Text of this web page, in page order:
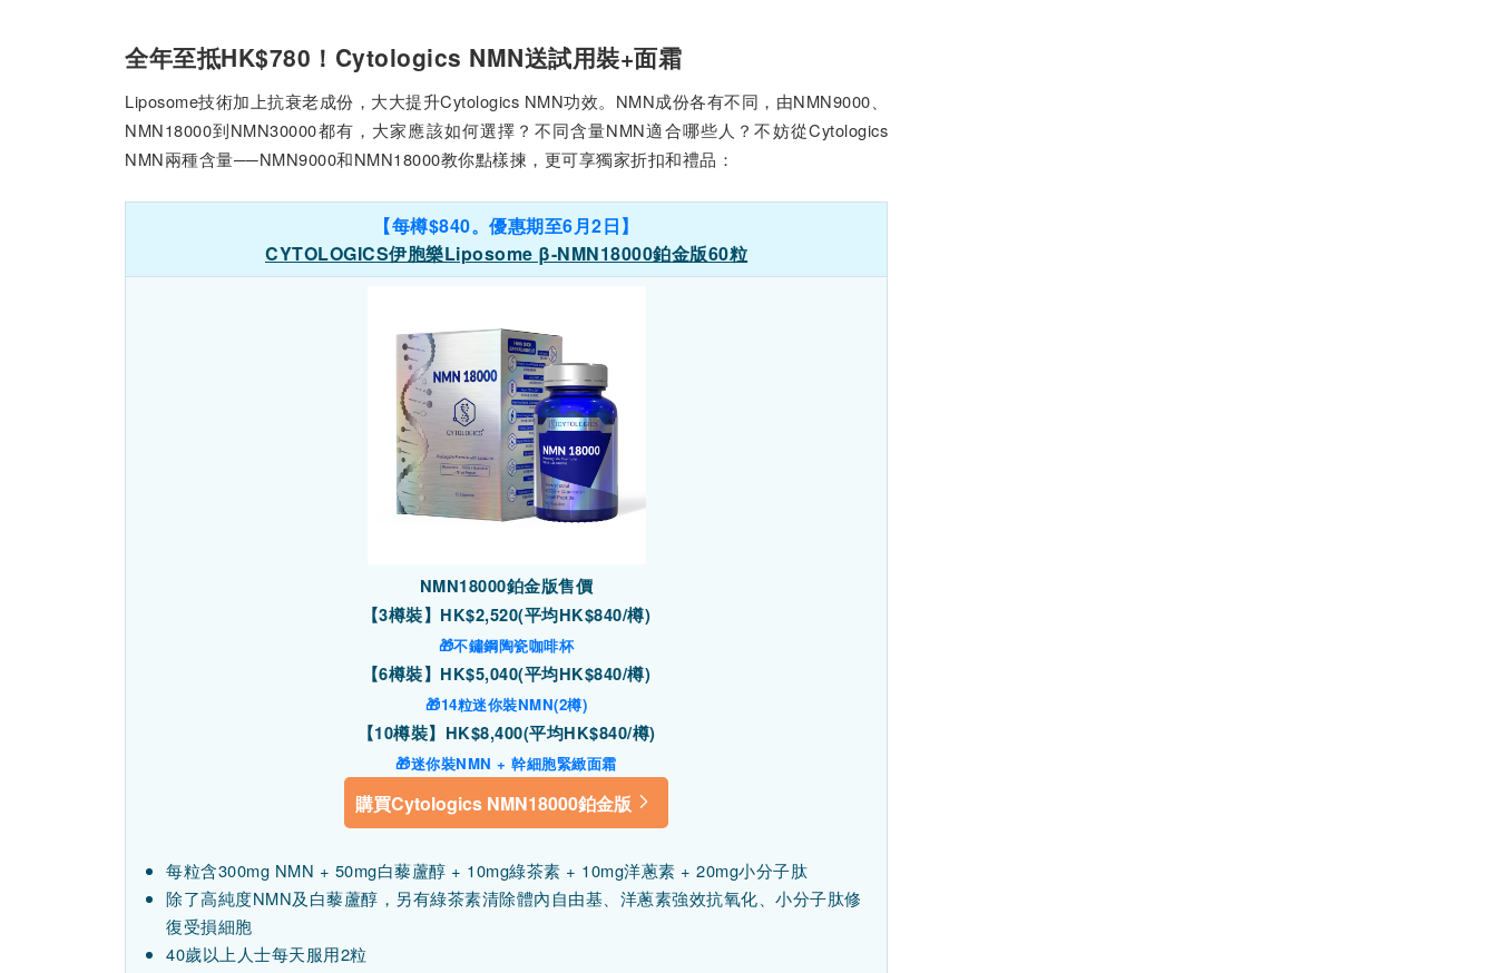
全年至抵HK$780！Cytologics NMN送試用裝+面霜
Liposome技術加上抗衰老成份，大大提升Cytologics NMN功效。NMN成份各有不同，由NMN9000、
NMN18000到NMN30000都有，大家應該如何選擇？不同含量NMN適合哪些人？不妨從Cytologics
NMN兩種含量──NMN9000和NMN18000教你點樣揀，更可享獨家折扣和禮品：
【每樽$840。優惠期至6月2日】
CYTOLOGICS伊胞樂Liposome β-NMN18000鉑金版60粒
NMN18000鉑金版售價
【3樽裝】HK$2,520(平均HK$840/樽)
🎁不鏽鋼陶瓷咖啡杯
【6樽裝】HK$5,040(平均HK$840/樽)
🎁14粒迷你裝NMN(2樽)
【10樽裝】HK$8,400(平均HK$840/樽)
🎁迷你裝NMN + 幹細胞緊緻面霜
購買Cytologics NMN18000鉑金版
每粒含300mg NMN + 50mg白藜蘆醇 + 10mg綠茶素 + 10mg洋蔥素 + 20mg小分子肽
除了高純度NMN及白藜蘆醇，另有綠茶素清除體內自由基、洋蔥素強效抗氧化、小分子肽修
復受損細胞
40歲以上人士每天服用2粒